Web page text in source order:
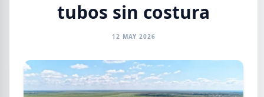
Toda la Información
INFORMES CAMARAS
tubos sin costura
12 MAY 2026